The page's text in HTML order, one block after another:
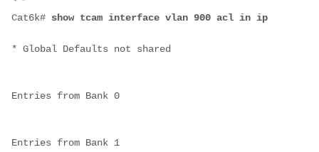
Cat6k# show tcam interface vlan 900 acl in ip
* Global Defaults not shared
Entries from Bank 0
Entries from Bank 1